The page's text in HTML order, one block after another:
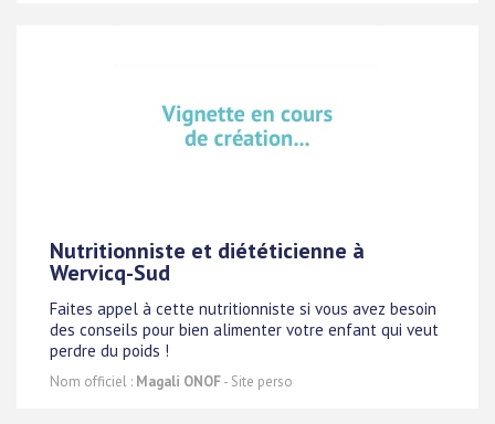
Nutritionniste et diététicienne à
Wervicq-Sud
Faites appel à cette nutritionniste si vous avez besoin
des conseils pour bien alimenter votre enfant qui veut
perdre du poids !
Nom officiel : Magali ONOF- Site perso